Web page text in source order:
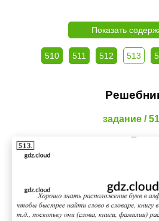
Показать
510 511 512 513
задание /